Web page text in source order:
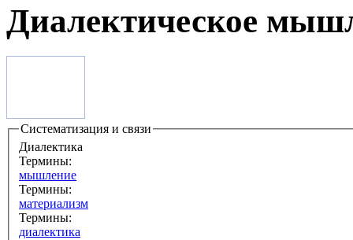
Диалектическое
Систематизация и связи
Диалектика
Термины:
мышление
Термины:
материализм
Термины:
диалектика